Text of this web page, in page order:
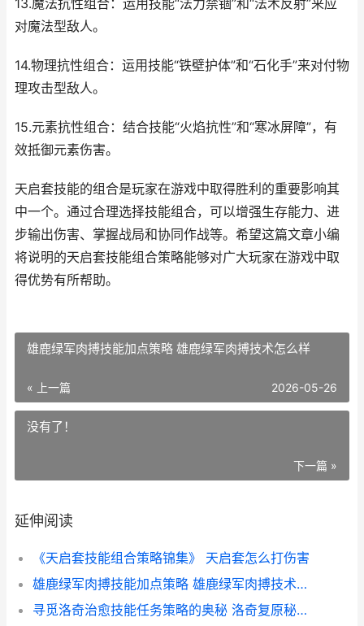
13.魔法抗性组合：运用技能“法力禁锢”和“法术反射”来应
对魔法型敌人。
14.物理抗性组合：运用技能“铁壁护体”和“石化手”来对付物
理攻击型敌人。
15.元素抗性组合：结合技能“火焰抗性”和“寒冰屏障”，有
效抵御元素伤害。
天启套技能的组合是玩家在游戏中取得胜利的重要影响其
中一个。通过合理选择技能组合，可以增强生存能力、进
步输出伤害、掌握战局和协同作战等。希望这篇文章小编
将说明的天启套技能组合策略能够对广大玩家在游戏中取
得优势有所帮助。
雄鹿绿军肉搏技能加点策略 雄鹿绿军肉搏技术怎么样
« 上一篇 2026-05-26
没有了！
下一篇 »
延伸阅读
《天启套技能组合策略锦集》 天启套怎么打伤害
雄鹿绿军肉搏技能加点策略 雄鹿绿军肉搏技术怎么样
寻觅洛奇治愈技能任务策略的奥秘 洛奇复原秘药哪里有